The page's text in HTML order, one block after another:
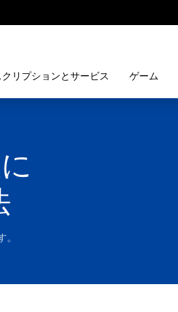
リプションとサービス ゲーム